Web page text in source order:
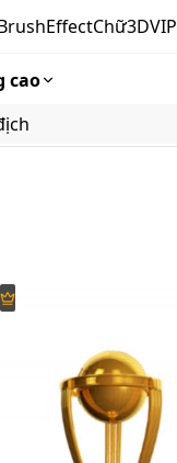
EffectChữ3DVIP
cao